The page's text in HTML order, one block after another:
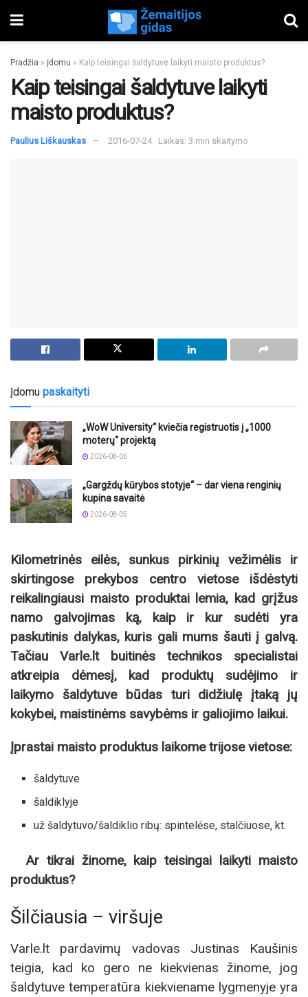
Pradžia » Įdomu » Kaip teisingai šaldytuve laikyti maisto produktus?
Kaip teisingai šaldytuve laikyti
maisto produktus?
Paulius Liškauskas 2016-07-24 Laikas: 3 min skaitymo
Įdomu paskaityti
„WoW University“ kviečia registruotis į „1000
moterų“ projektą
2026-08-06
„Gargždų kūrybos stotyje“ – dar viena renginių
kupina savaitė
2026-08-05
Kilometrinės eilės, sunkus pirkinių vežimėlis ir
skirtingose prekybos centro vietose išdėstyti
reikalingiausi maisto produktai lemia, kad grįžus
namo galvojimas ką, kaip ir kur sudėti yra
paskutinis dalykas, kuris gali mums šauti į galvą.
Tačiau Varle.lt buitinės technikos specialistai
atkreipia dėmesį, kad produktų sudėjimo ir
laikymo šaldytuve būdas turi didžiulę įtaką jų
kokybei, maistinėms savybėms ir galiojimo laikui.
Įprastai maisto produktus laikome trijose vietose:
šaldytuve
šaldiklyje
už šaldytuvo/šaldiklio ribų: spintelėse, stalčiuose, kt.
Ar tikrai žinome, kaip teisingai laikyti maisto
produktus?
Šilčiausia – viršuje
Varle.lt pardavimų vadovas Justinas Kaušinis
teigia, kad ko gero ne kiekvienas žinome, jog
šaldytuve temperatūra kiekviename lygmenyje yra